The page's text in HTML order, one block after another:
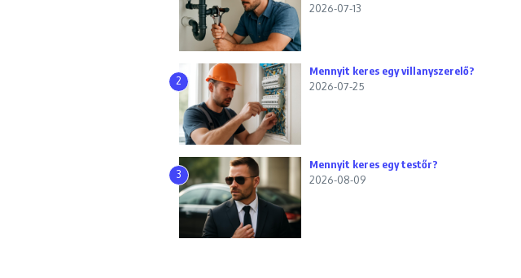
2026-07-13
2
Mennyit keres egy villanyszerelő?
2026-07-25
3
Mennyit keres egy testőr?
2026-08-09